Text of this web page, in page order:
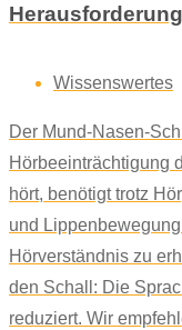
Herausforderung
Wissenswertes
Der Mund-Nasen-
Hörbeeinträchtigung
hört, benötigt trotz
und
Hörverständnis zu
den Schall: Die
reduziert. Wir